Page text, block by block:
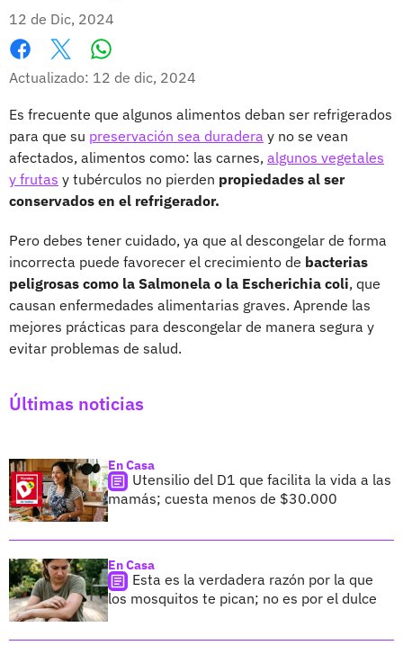
12 de Dic, 2024
Facebook
X
Actualizado: 12 de dic, 2024
Es frecuente que algunos alimentos deban ser refrigerados
para que su preservación sea duradera y no se vean
afectados, alimentos como: las carnes, algunos vegetales
y frutas y tubérculos no pierden propiedades al ser
conservados en el refrigerador.
Pero debes tener cuidado, ya que al descongelar de forma
incorrecta puede favorecer el crecimiento de bacterias
peligrosas como la Salmonela o la Escherichia coli, que
causan enfermedades alimentarias graves. Aprende las
mejores prácticas para descongelar de manera segura y
evitar problemas de salud.
Últimas noticias
En Casa
Utensilio del D1 que facilita la vida a las
mamás; cuesta menos de $30.000
En Casa
Esta es la verdadera razón por la que
los mosquitos te pican; no es por el dulce